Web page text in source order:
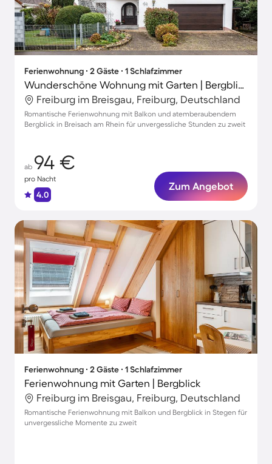
Ferienwohnung ∙ 2 Gäste ∙ 1 Schlafzimmer
Wunderschöne Wohnung mit Garten | Bergblick
Freiburg im Breisgau, Freiburg, Deutschland
Romantische Ferienwohnung mit Balkon und atemberaubendem
Bergblick in Breisach am Rhein für unvergessliche Stunden zu zweit
ab 94 €
pro Nacht
4.0
Zum Angebot
Ferienwohnung ∙ 2 Gäste ∙ 1 Schlafzimmer
Ferienwohnung mit Garten | Bergblick
Freiburg im Breisgau, Freiburg, Deutschland
Romantische Ferienwohnung mit Balkon und Bergblick in Stegen für
unvergessliche Momente zu zweit